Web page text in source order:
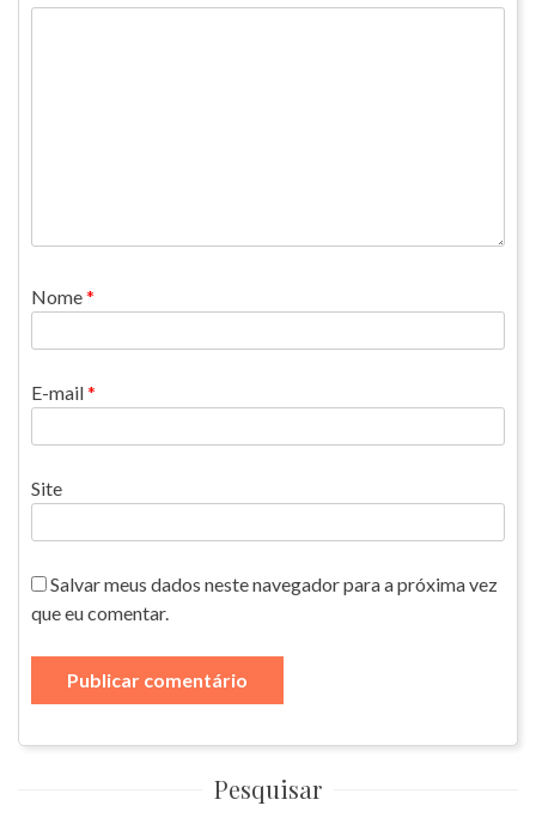
Nome*
E-mail*
Site
Salvar meus dados neste navegador para a próxima vez
que eu comentar.
Pesquisar